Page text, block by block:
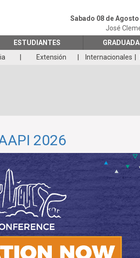
Sabado 08 de Agosto
José
ESTUDIANTES
Extensión Internacionales
2026